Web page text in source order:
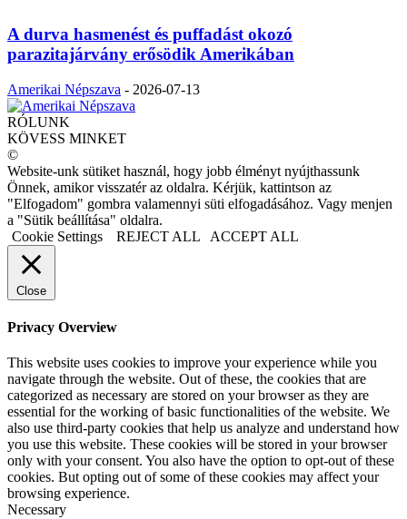
A durva hasmenést és puffadást okozó
parazitajárvány erősödik Amerikában
Amerikai Népszava - 2026-07-13
RÓLUNK
KÖVESS MINKET
©
Website-unk sütiket használ, hogy jobb élményt nyújthassunk
Önnek, amikor visszatér az oldalra. Kérjük, kattintson az
"Elfogadom" gombra valamennyi süti elfogadásához. Vagy menjen
a "Sütik beállítása" oldalra.
Cookie Settings
REJECT ALL ACCEPT ALL
Close
Privacy Overview
This website uses cookies to improve your experience while you
navigate through the website. Out of these, the cookies that are
categorized as necessary are stored on your browser as they are
essential for the working of basic functionalities of the website. We
also use third-party cookies that help us analyze and understand how
you use this website. These cookies will be stored in your browser
only with your consent. You also have the option to opt-out of these
cookies. But opting out of some of these cookies may affect your
browsing experience.
Necessary